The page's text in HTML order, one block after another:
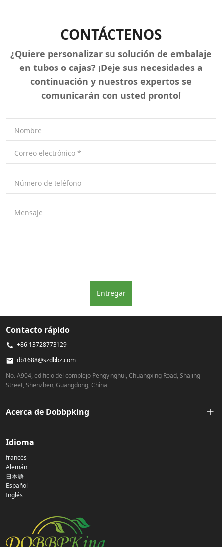
CONTÁCTENOS
¿Quiere personalizar su solución de embalaje
en tubos o cajas? ¡Deje sus necesidades a
continuación y nuestros expertos se
comunicarán con usted pronto!
Nombre
Correo electrónico *
Número de teléfono
Mensaje
Entregar
Contacto rápido
+86 13728773129
db1688@szdbbz.com
No. A904, edificio del complejo Pengyinghui, Chuangxing Road, Shajing
Street, Shenzhen, Guangdong, China
Acerca de Dobbpking
Nuestra historia
Política de privacidad
Contáctenos
Idioma
francés
Alemán
日本語
Español
Inglés